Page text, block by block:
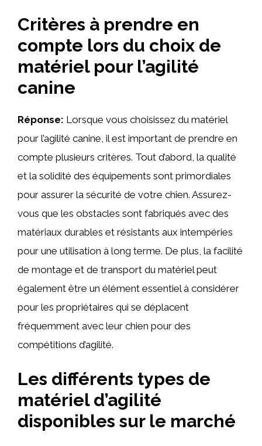
Critères à prendre en
compte lors du choix de
matériel pour l’agilité
canine
Réponse: Lorsque vous choisissez du matériel
pour l’agilité canine, il est important de prendre en
compte plusieurs critères. Tout d’abord, la qualité
et la solidité des équipements sont primordiales
pour assurer la sécurité de votre chien. Assurez-
vous que les obstacles sont fabriqués avec des
matériaux durables et résistants aux intempéries
pour une utilisation à long terme. De plus, la facilité
de montage et de transport du matériel peut
également être un élément essentiel à considérer
pour les propriétaires qui se déplacent
fréquemment avec leur chien pour des
compétitions d’agilité.
Les différents types de
matériel d’agilité
disponibles sur le marché